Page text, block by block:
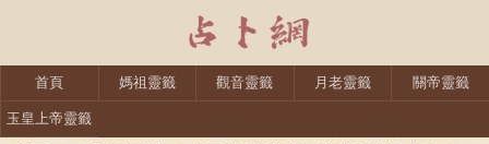
首頁 媽祖靈籤 觀音靈籤 月老靈籤 關帝靈籤
玉皇上帝靈籤